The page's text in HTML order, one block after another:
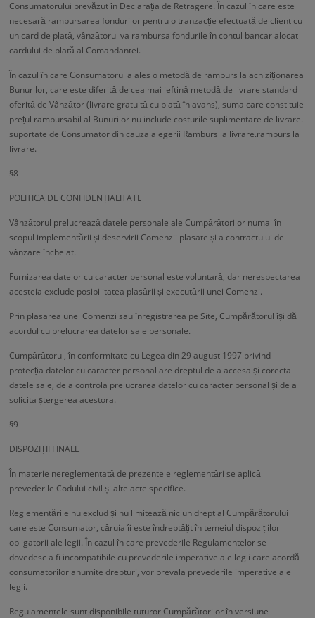
Consumatorului prevăzut în Declarația de Retragere. În cazul în care este
necesară rambursarea fondurilor pentru o tranzacție efectuată de client cu
un card de plată, vânzătorul va rambursa fondurile în contul bancar alocat
cardului de plată al Comandantei.
În cazul în care Consumatorul a ales o metodă de ramburs la achiziționarea
Bunurilor, care este diferită de cea mai ieftină metodă de livrare standard
oferită de Vânzător (livrare gratuită cu plată în avans), suma care constituie
prețul rambursabil al Bunurilor nu include costurile suplimentare de livrare.
suportate de Consumator din cauza alegerii Ramburs la livrare.ramburs la
livrare.
§8
POLITICA DE CONFIDENȚIALITATE
Vânzătorul prelucrează datele personale ale Cumpărătorilor numai în
scopul implementării și deservirii Comenzii plasate și a contractului de
vânzare încheiat.
Furnizarea datelor cu caracter personal este voluntară, dar nerespectarea
acesteia exclude posibilitatea plasării și executării unei Comenzi.
Prin plasarea unei Comenzi sau înregistrarea pe Site, Cumpărătorul își dă
acordul cu prelucrarea datelor sale personale.
Cumpărătorul, în conformitate cu Legea din 29 august 1997 privind
protecția datelor cu caracter personal are dreptul de a accesa și corecta
datele sale, de a controla prelucrarea datelor cu caracter personal și de a
solicita ștergerea acestora.
§9
DISPOZIȚII FINALE
În materie nereglementată de prezentele reglementări se aplică
prevederile Codului civil și alte acte specifice.
Reglementările nu exclud și nu limitează niciun drept al Cumpărătorului
care este Consumator, căruia îi este îndreptățit în temeiul dispozițiilor
obligatorii ale legii. În cazul în care prevederile Regulamentelor se
dovedesc a fi incompatibile cu prevederile imperative ale legii care acordă
consumatorilor anumite drepturi, vor prevala prevederile imperative ale
legii.
Regulamentele sunt disponibile tuturor Cumpărătorilor în versiune